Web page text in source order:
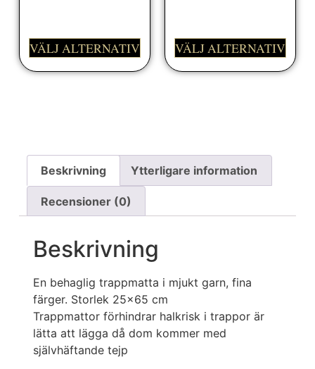
VÄLJ ALTERNATIV VÄLJ ALTERNATIV
Beskrivning Ytterligare information
Recensioner (0)
Beskrivning
En behaglig trappmatta i mjukt garn, fina
färger. Storlek 25×65 cm
Trappmattor förhindrar halkrisk i trappor är
lätta att lägga då dom kommer med
självhäftande tejp